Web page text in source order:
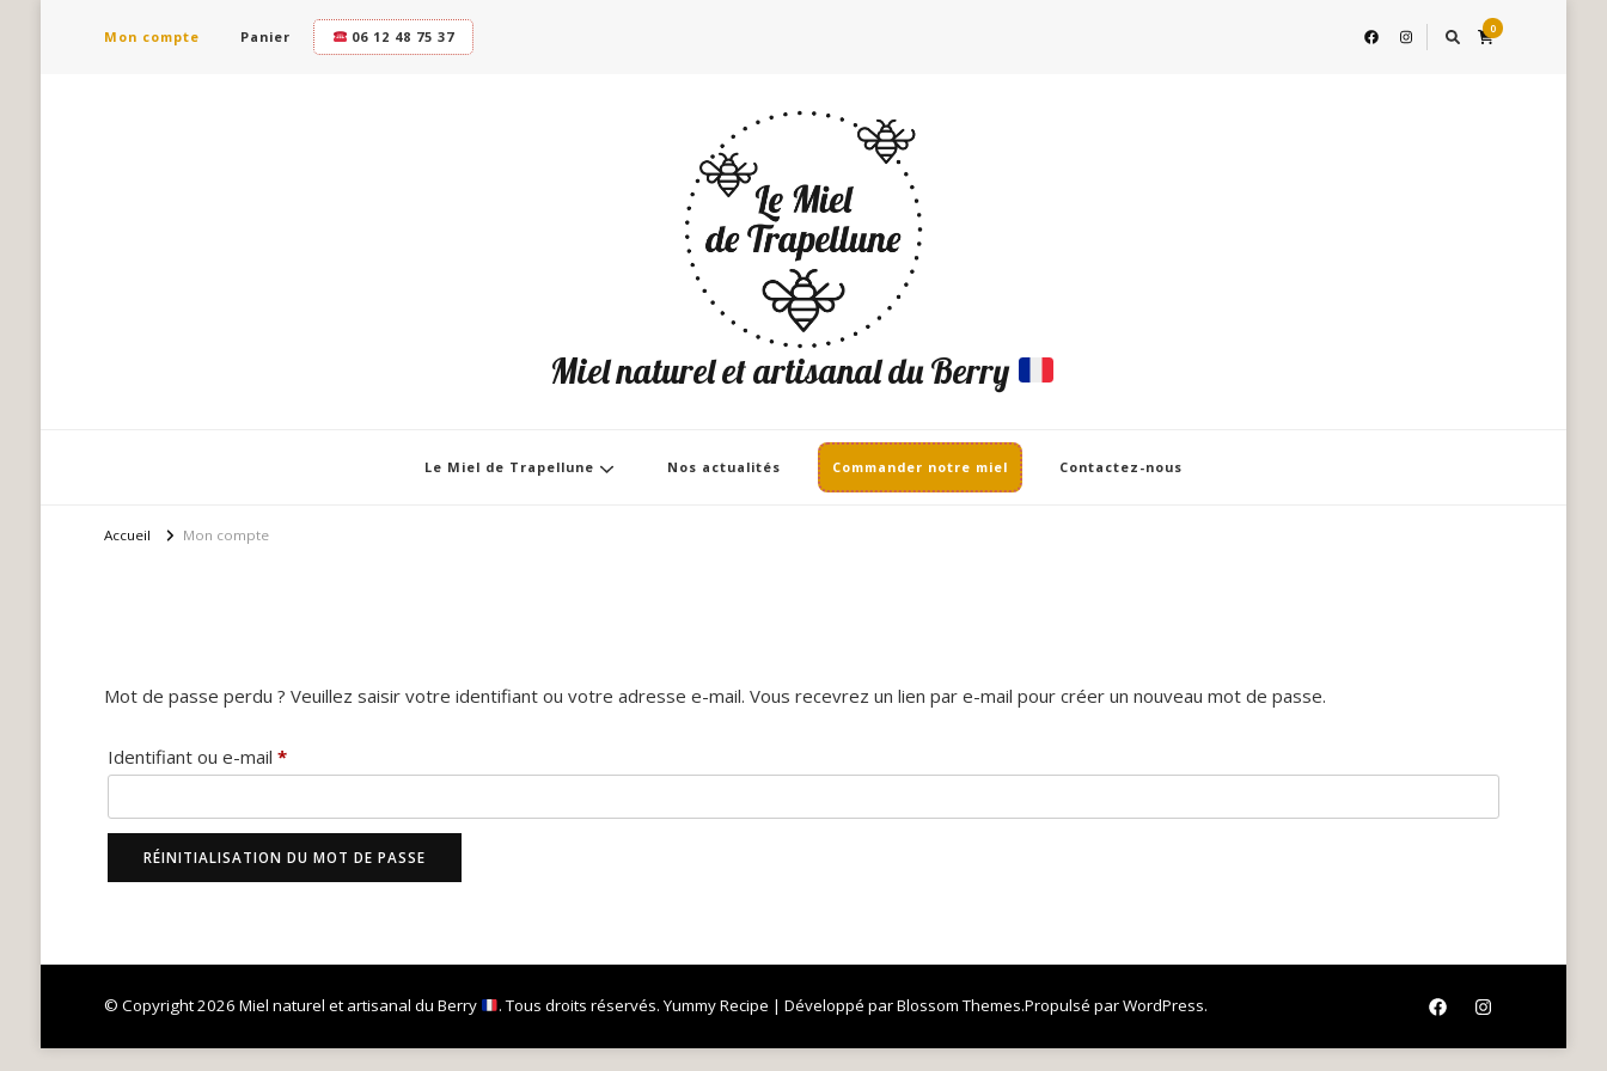
Mon compte Panier 06 12 48 75 37 0
Miel naturel et artisanal du Berry
Le Miel de Trapellune Nos actualités Commander notre miel Contactez-nous
Accueil Mon compte
Mot de passe perdu ? Veuillez saisir votre identifiant ou votre adresse e-mail. Vous recevrez un lien par e-mail pour créer un nouveau mot de passe.
Identifiant ou e-mail *Obligatoire
RÉINITIALISATION DU MOT DE PASSE
© Copyright 2026 Miel naturel et artisanal du Berry . Tous droits réservés.Yummy Recipe | Développé parBlossom Themes.Propulsé parWordPress.